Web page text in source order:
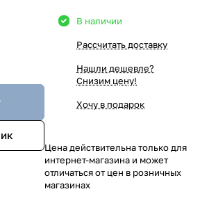
В наличии
Рассчитать доставку
Нашли дешевле?
Снизим цену!
Хочу в подарок
Цена действительна только для
интернет-магазина и может
отличаться от цен в розничных
магазинах